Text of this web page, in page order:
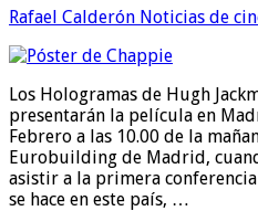
Rafael Calderón Noticias de
Los Hologramas de Hugh
presentarán la película en
Febrero a las 10.00 de la
Eurobuilding de Madrid,
asistir a la primera
se hace en este país, …